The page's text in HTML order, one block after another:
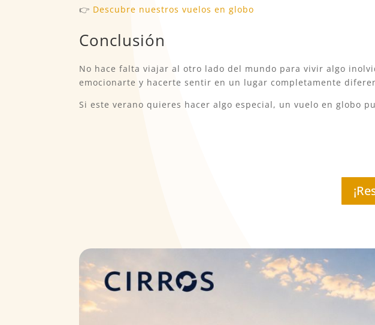
👉 Descubre nuestros vuelos en globo
Conclusión
No hace falta viajar al otro lado del mundo para vivir algo
emocionarte y hacerte sentir en un lugar completamente
Si este verano quieres hacer algo especial, un vuelo en globo